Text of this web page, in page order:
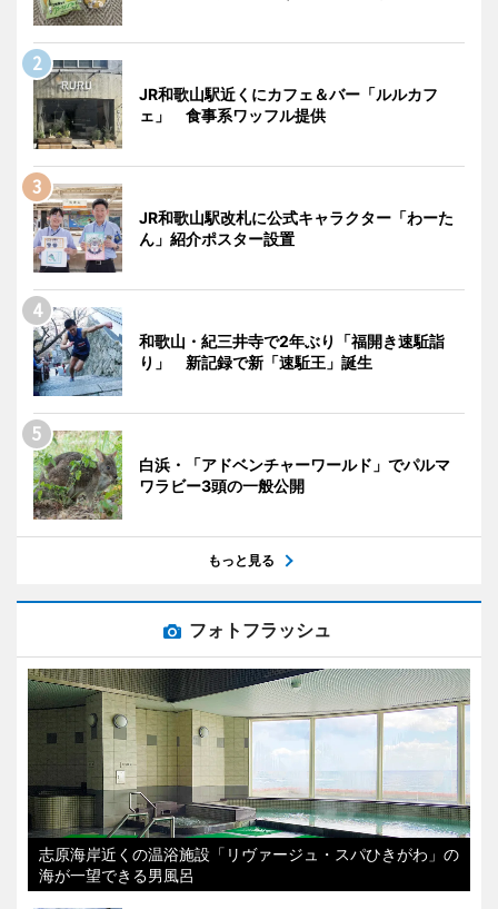
JR和歌山駅近くにカフェ＆バー「ルルカフ
ェ」 食事系ワッフル提供
JR和歌山駅改札に公式キャラクター「わーた
ん」紹介ポスター設置
和歌山・紀三井寺で2年ぶり「福開き速駈詣
り」 新記録で新「速駈王」誕生
白浜・「アドベンチャーワールド」でパルマ
ワラビー3頭の一般公開
もっと見る
フォトフラッシュ
志原海岸近くの温浴施設「リヴァージュ・スパひきがわ」の
海が一望できる男風呂